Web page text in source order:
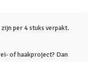
per 4 stuks verpakt.
of haakproject? Dan